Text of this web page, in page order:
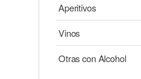
Aperitivos
Vinos
Otras con Alcohol